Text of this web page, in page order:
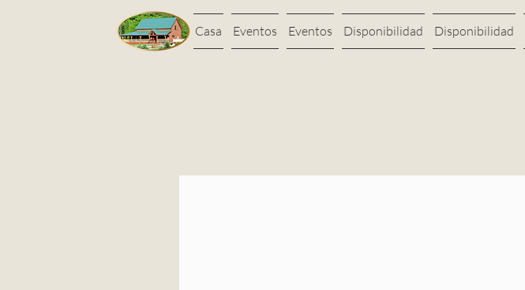
Casa Eventos Eventos Disponibilidad Disponibilidad